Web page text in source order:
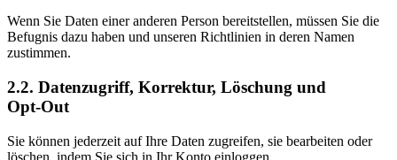
Wenn Sie Daten einer anderen Person bereitstellen, müssen Sie die
Befugnis dazu haben und unseren Richtlinien in deren Namen
zustimmen.
2.2. Datenzugriff, Korrektur, Löschung und
Opt‑Out
Sie können jederzeit auf Ihre Daten zugreifen, sie bearbeiten oder
löschen, indem Sie sich in Ihr Konto einloggen.